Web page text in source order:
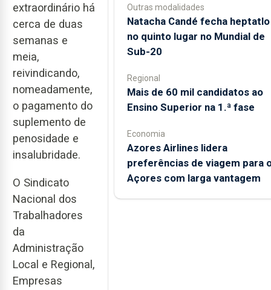
extraordinário há
cerca de duas
semanas e
meia,
reivindicando,
nomeadamente,
o pagamento do
suplemento de
penosidade e
insalubridade.
O Sindicato
Nacional dos
Trabalhadores
da
Administração
Local e Regional,
Empresas
Outras modalidades
Natacha Candé fecha heptatlo
no quinto lugar no Mundial de
Sub-20
Regional
Mais de 60 mil candidatos ao
Ensino Superior na 1.ª fase
Economia
Azores Airlines lidera
preferências de viagem para
Açores com larga vantagem